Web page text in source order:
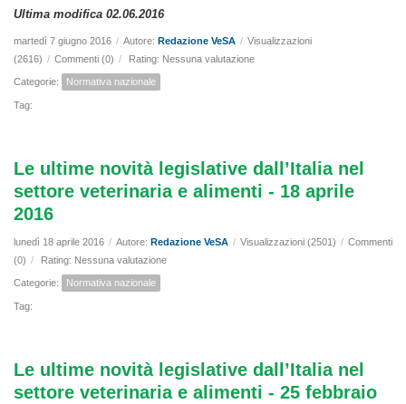
Ultima modifica 02.06.2016
martedì 7 giugno 2016 / Autore: Redazione VeSA / Visualizzazioni
(2616) / Commenti (0) / Rating: Nessuna valutazione
Categorie: Normativa nazionale
Tag:
Le ultime novità legislative dall’Italia nel
settore veterinaria e alimenti - 18 aprile
2016
lunedì 18 aprile 2016 / Autore: Redazione VeSA / Visualizzazioni (2501) / Commenti
(0) / Rating: Nessuna valutazione
Categorie: Normativa nazionale
Tag:
Le ultime novità legislative dall’Italia nel
settore veterinaria e alimenti - 25 febbraio